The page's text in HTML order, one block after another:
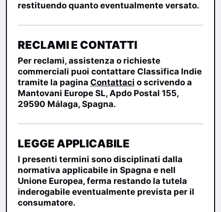
restituendo quanto eventualmente versato.
RECLAMI E CONTATTI
Per reclami, assistenza o richieste
commerciali puoi contattare Classifica Indie
tramite la pagina Contattaci o scrivendo a
Mantovani Europe SL, Apdo Postal 155,
29590 Málaga, Spagna.
LEGGE APPLICABILE
I presenti termini sono disciplinati dalla
normativa applicabile in Spagna e nell
Unione Europea, ferma restando la tutela
inderogabile eventualmente prevista per il
consumatore.